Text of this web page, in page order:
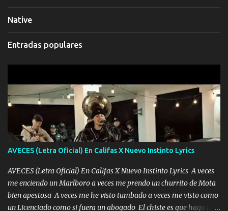
Native
Entradas populares
AVECES (Letra Oficial) En Califas X Nuevo Instinto Lyrics
AVECES (Letra Oficial) En Califas X Nuevo Instinto Lyrics A veces
me enciendo un Marlboro a veces me prendo un churrito de Mota
bien apestosa A veces me he visto tumbado a veces me visto como
un Licenciado como si fuera un abogado El chiste es que hago lo